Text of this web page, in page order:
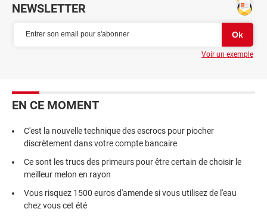
NEWSLETTER
Voir un exemple
EN CE MOMENT
C'est la nouvelle technique des escrocs pour piocher
discrètement dans votre compte bancaire
Ce sont les trucs des primeurs pour être certain de choisir le
meilleur melon en rayon
Vous risquez 1500 euros d'amende si vous utilisez de l'eau
chez vous cet été